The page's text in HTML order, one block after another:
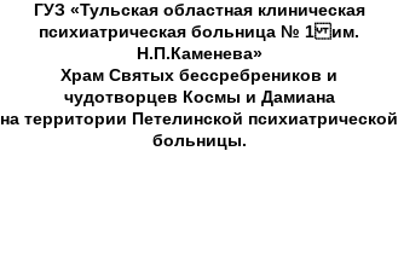
ГУЗ «Тульская областная клиническая
психиатрическая больница № 1 им.
Н.П.Каменева»
Храм Святых бессребреников и
чудотворцев Космы и Дамиана
на территории Петелинской психиатрической
больницы.